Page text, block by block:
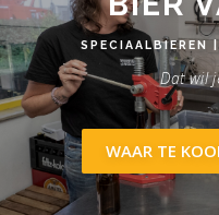
SPECIAALBIEREN
Dat wil
WAAR TE